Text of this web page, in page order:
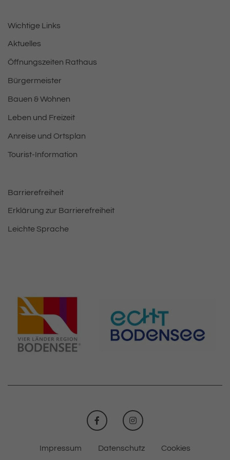
Wichtige Links
Aktuelles
Öffnungszeiten Rathaus
Bürgermeister
Bauen & Wohnen
Leben und Freizeit
Anreise und Ortsplan
Tourist-Information
Barrierefreiheit
Erklärung zur Barrierefreiheit
Leichte Sprache
FACEBOOKINSTAGRAM
Impressum Datenschutz Cookies